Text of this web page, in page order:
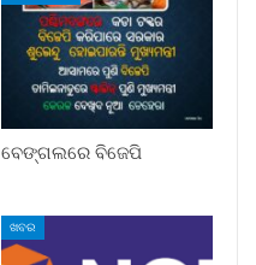
ବେଙ୍ଗଲରେ ବିଜେପି
ଖବର